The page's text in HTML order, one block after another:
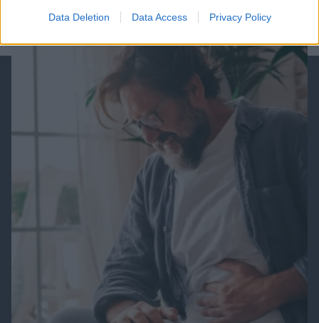
Data Deletion Data Access Privacy Policy
Best of Network